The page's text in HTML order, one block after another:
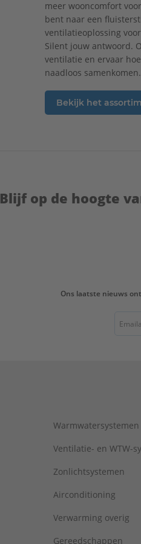
meer wooncomfort
bent naar een
ventilatieoplossing
Silent jouw antwoord.
ventilatie en ervaar
naadloos samenkomen.
Bekijk het
Blijf op de hoogte
Ons laatste nieuws
Warmwatersystemen
Ventilatie- en WTW-
Zonlichtsystemen
Airconditioning
Verwarming overig
Gereedschappen